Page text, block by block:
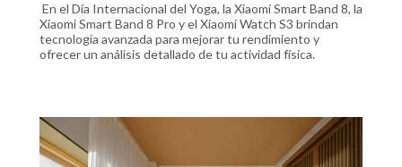
En el Día Internacional del Yoga, la Xiaomi Smart Band 8, la
Xiaomi Smart Band 8 Pro y el Xiaomi Watch S3 brindan
tecnología avanzada para mejorar tu rendimiento y
ofrecer un análisis detallado de tu actividad física.